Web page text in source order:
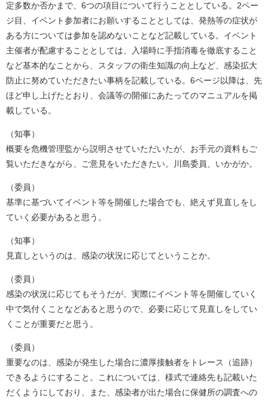
定多数か否かまで、6つの項目について行うこととしている。2ペー
ジ目、イベント参加者にお願いすることとしては、発熱等の症状が
ある方については参加を認めないことなど記載している。イベント
主催者が配慮することとしては、入場時に手指消毒を徹底すること
など基本的なことから、スタッフの衛生知識の向上など、感染拡大
防止に努めていただきたい事柄を記載している。6ページ以降は、先
ほど申し上げたとおり、会議等の開催にあたってのマニュアルを掲
載している。
（知事）
概要を危機管理監から説明させていただいたが、お手元の資料もご
覧いただきながら、ご意見をいただきたい。川島委員、いかがか。
（委員）
基準に基づいてイベント等を開催した場合でも、絶えず見直しをし
ていく必要があると思う。
（知事）
見直しというのは、感染の状況に応じてということか。
（委員）
感染の状況に応じてもそうだが、実際にイベント等を開催していく
中で気付くことなどあると思うので、必要に応じて見直しをしてい
くことが重要だと思う。
（委員）
重要なのは、感染が発生した場合に濃厚接触者をトレース（追跡）
できるようにすること。これについては、様式で連絡先も記載いた
だくようにしており、また、感染者が出た場合に保健所の調査への